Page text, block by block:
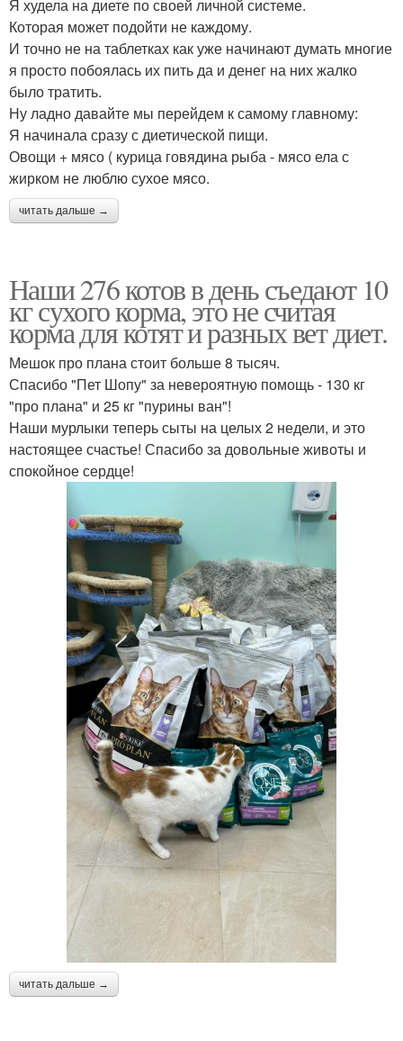
Я худела на диете по своей личной системе.
Которая может подойти не каждому.
И точно не на таблетках как уже начинают думать многие
я просто побоялась их пить да и денег на них жалко
было тратить.
Ну ладно давайте мы перейдем к самому главному:
Я начинала сразу с диетической пищи.
Овощи + мясо ( курица говядина рыба - мясо ела с
жирком не люблю сухое мясо.
читать дальше →
Наши 276 котов в день съедают 10
кг сухого корма, это не считая
корма для котят и разных вет диет.
Мешок про плана стоит больше 8 тысяч.
Спасибо "Пет Шопу" за невероятную помощь - 130 кг
"про плана" и 25 кг "пурины ван"!
Наши мурлыки теперь сыты на целых 2 недели, и это
настоящее счастье! Спасибо за довольные животы и
спокойное сердце!
читать дальше →